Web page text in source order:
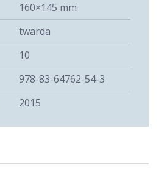
160×145 mm
twarda
10
978-83-64762-54-3
2015